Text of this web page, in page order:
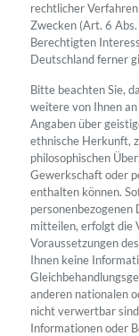
rechtlicher
Zwecken (Art. 6
Berechtigten
Deutschland ferner
Bitte beachten Sie,
weitere von Ihnen
Angaben über
ethnische Herkunft,
philosophischen
Gewerkschaft oder
enthalten können.
personenbezogenen
mitteilen, erfolgt die
Voraussetzungen
Ihnen keine
anderen nationalen
nicht verwertbar
Informationen oder